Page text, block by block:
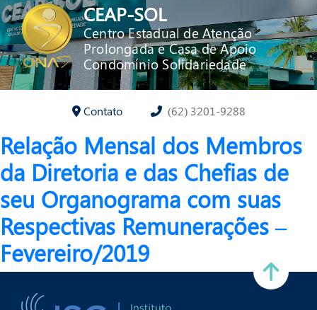
CEAP-SOL
Centro Estadual de Atenção
Prolongada e Casa de Apoio
Condomínio Solidariedade
Contato (62) 3201-9288
Relação Mensal dos Membros
da Diretoria e das Chefias de
seu Organograma com suas
Respectivas Remunerações –
Fevereiro/2019